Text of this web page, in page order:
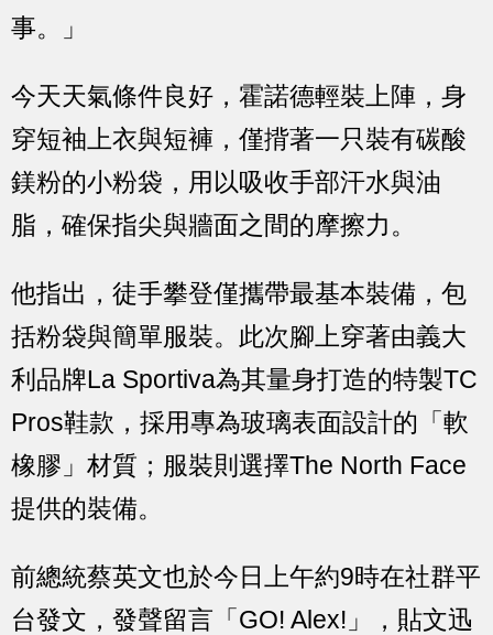
事。」
今天天氣條件良好，霍諾德輕裝上陣，身
穿短袖上衣與短褲，僅揹著一只裝有碳酸
鎂粉的小粉袋，用以吸收手部汗水與油
脂，確保指尖與牆面之間的摩擦力。
他指出，徒手攀登僅攜帶最基本裝備，包
括粉袋與簡單服裝。此次腳上穿著由義大
利品牌La Sportiva為其量身打造的特製TC
Pros鞋款，採用專為玻璃表面設計的「軟
橡膠」材質；服裝則選擇The North Face
提供的裝備。
前總統蔡英文也於今日上午約9時在社群平
台發文，發聲留言「GO! Alex!」，貼文迅